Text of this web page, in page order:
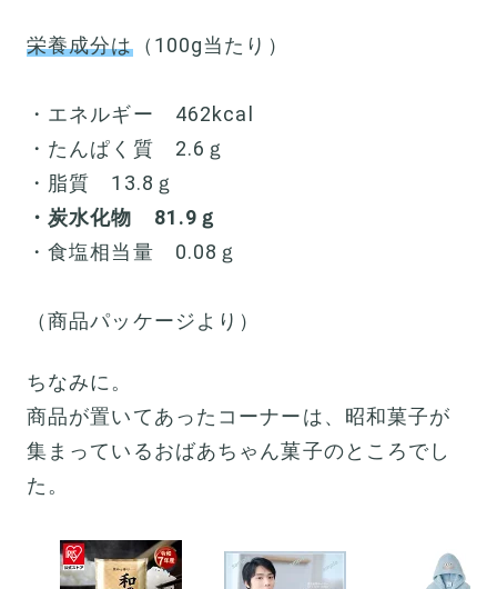
栄養成分は（100g当たり）
・エネルギー 462kcal
・たんぱく質 2.6ｇ
・脂質 13.8ｇ
・炭水化物 81.9ｇ
・食塩相当量 0.08ｇ
（商品パッケージより）
ちなみに。
商品が置いてあったコーナーは、昭和菓子が
集まっているおばあちゃん菓子のところでし
た。